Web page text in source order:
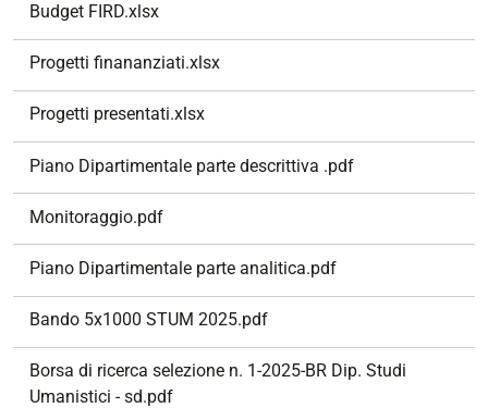
Budget FIRD.xlsx
Progetti finananziati.xlsx
Progetti presentati.xlsx
Piano Dipartimentale parte descrittiva .pdf
Monitoraggio.pdf
Piano Dipartimentale parte analitica.pdf
Bando 5x1000 STUM 2025.pdf
Borsa di ricerca selezione n. 1-2025-BR Dip. Studi
Umanistici - sd.pdf